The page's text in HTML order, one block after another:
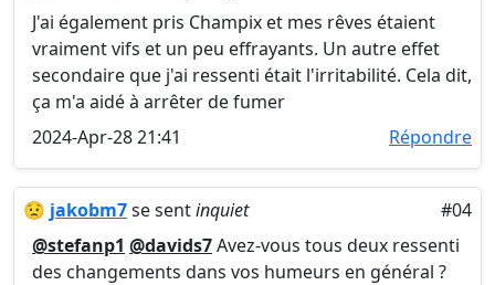
J'ai également pris Champix et mes rêves étaient
vraiment vifs et un peu effrayants. Un autre effet
secondaire que j'ai ressenti était l'irritabilité. Cela dit,
ça m'a aidé à arrêter de fumer
2024-Apr-28 21:41
Répondre
😟 jakobm7se sentinquiet
#04
@stefanp1 @davids7Avez-vous tous deux ressenti
des changements dans vos humeurs en général ?